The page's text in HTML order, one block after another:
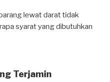
lewat darat tidak
syarat yang dibutuhkan
Terjamin